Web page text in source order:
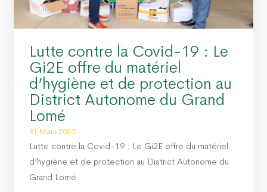
Lutte contre la Covid-19 : Le
Gi2E offre du matériel
d’hygiène et de protection au
District Autonome du Grand
Lomé
31 Mars 2020
Lutte contre la Covid-19 : Le Gi2E offre du matériel
d’hygiène et de protection au District Autonome du
Grand Lomé